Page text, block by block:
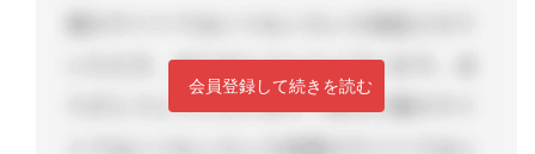
会員登録して続きを読む